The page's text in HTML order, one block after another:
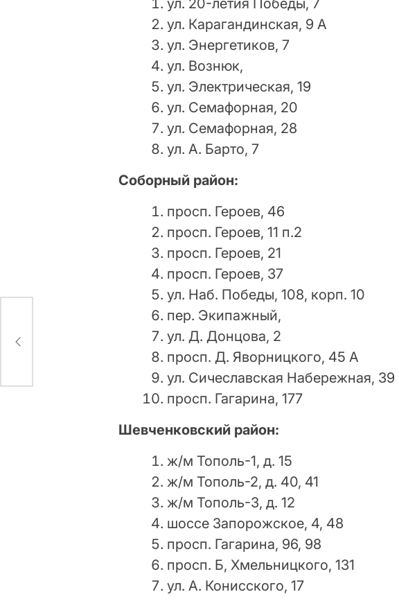
ул. 20-летия Победы, 7
ул. Карагандинская, 9 А
ул. Энергетиков, 7
ул. Вознюк,
ул. Электрическая, 19
ул. Семафорная, 20
ул. Семафорная, 28
ул. А. Барто, 7
Соборный район:
просп. Героев, 46
просп. Героев, 11 п.2
просп. Героев, 21
просп. Героев, 37
ул. Наб. Победы, 108, корп. 10
пер. Экипажный,
ул. Д. Донцова, 2
просп. Д. Яворницкого, 45 А
ул. Сичеславская Набережная, 39
просп. Гагарина, 177
Шевченковский район:
ж/м Тополь-1, д. 15
ж/м Тополь-2, д. 40, 41
ж/м Тополь-3, д. 12
шоссе Запорожское, 4, 48
просп. Гагарина, 96, 98
просп. Б, Хмельницкого, 131
ул. А. Конисского, 17